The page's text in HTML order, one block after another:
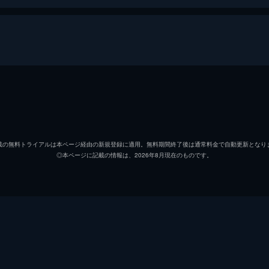
マルセラ・サンティバーニェス
無料トライアルは本ページ経由の新規登録に適用。無料期間終了後は通常料金で自動更新となり
◎本ページに記載の情報は、2026年8月現在のものです。